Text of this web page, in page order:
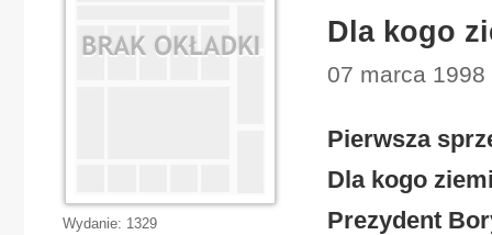
Dla kogo
07 marca
Pierwsza
Dla kogo
Prezydent
Wydanie: 1329